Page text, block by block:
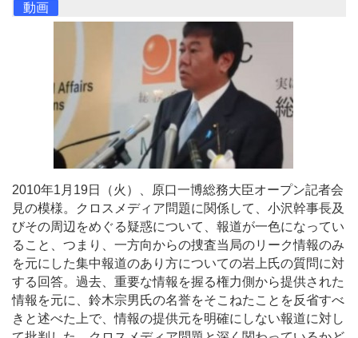
動画
2010年1月19日（火）、原口一博総務大臣オープン記者会
見の模様。クロスメディア問題に関係して、小沢幹事長及
びその周辺をめぐる疑惑について、報道が一色になってい
ること、つまり、一方向からの捜査当局のリーク情報のみ
を元にした集中報道のあり方についての岩上氏の質問に対
する回答。過去、重要な情報を握る権力側から提供された
情報を元に、鈴木宗男氏の名誉をそこねたことを反省すべ
きと述べた上で、情報の提供元を明確にしない報道に対し